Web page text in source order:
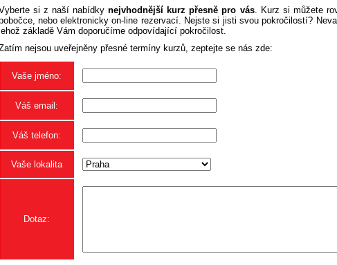
si z naší nabídkynejvhodnější kurz přesně pro vás. Kurz si můžete
nebo elektronicky on-line rezervací. Nejste si jisti svou pokročilostí?
základě Vám doporučíme odpovídající pokročilost.
nejsou uveřejněny přesné termíny kurzů, zeptejte se nás zde:
Vaše jméno:
Váš email:
Váš telefon:
Vaše lokalita
Dotaz: